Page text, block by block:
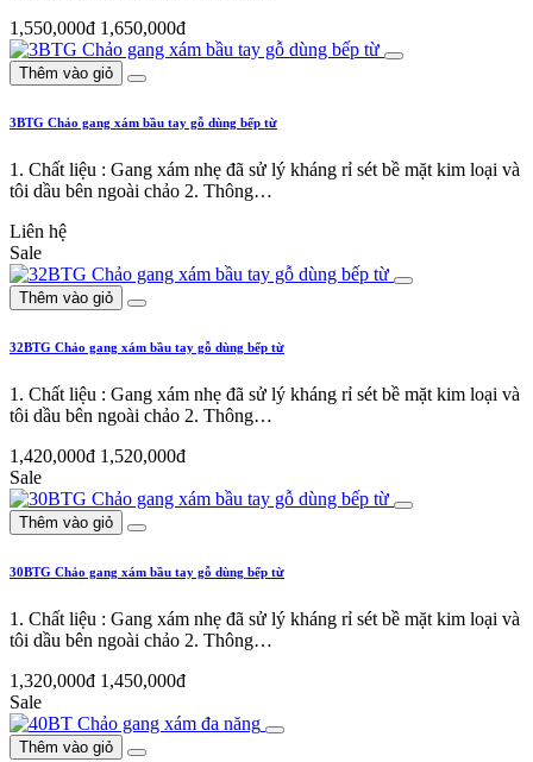
1,550,000đ 1,650,000đ
Thêm vào giỏ
3BTG Chảo gang xám bầu tay gỗ dùng bếp từ
1. Chất liệu : Gang xám nhẹ đã sử lý kháng rỉ sét bề mặt kim loại và
tôi dầu bên ngoài chảo 2. Thông…
Liên hệ
Sale
Thêm vào giỏ
32BTG Chảo gang xám bầu tay gỗ dùng bếp từ
1. Chất liệu : Gang xám nhẹ đã sử lý kháng rỉ sét bề mặt kim loại và
tôi dầu bên ngoài chảo 2. Thông…
1,420,000đ 1,520,000đ
Sale
Thêm vào giỏ
30BTG Chảo gang xám bầu tay gỗ dùng bếp từ
1. Chất liệu : Gang xám nhẹ đã sử lý kháng rỉ sét bề mặt kim loại và
tôi dầu bên ngoài chảo 2. Thông…
1,320,000đ 1,450,000đ
Sale
Thêm vào giỏ